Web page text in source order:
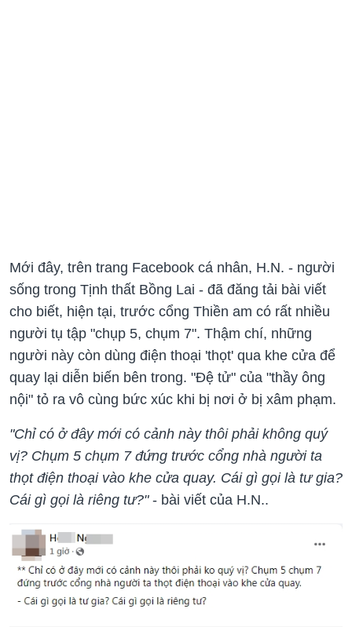
Mới đây, trên trang Facebook cá nhân, H.N. - người
sống trong Tịnh thất Bồng Lai - đã đăng tải bài viết
cho biết, hiện tại, trước cổng Thiền am có rất nhiều
người tụ tập "chụp 5, chụm 7". Thậm chí, những
người này còn dùng điện thoại 'thọt' qua khe cửa để
quay lại diễn biến bên trong. "Đệ tử" của "thầy ông
nội" tỏ ra vô cùng bức xúc khi bị nơi ở bị xâm phạm.
"Chỉ có ở đây mới có cảnh này thôi phải không quý
vị? Chụm 5 chụm 7 đứng trước cổng nhà người ta
thọt điện thoại vào khe cửa quay. Cái gì gọi là tư gia?
Cái gì gọi là riêng tư?"- bài viết của H.N..